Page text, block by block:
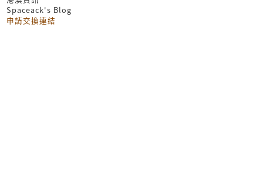
Spaceack's Blog
申請交換連結